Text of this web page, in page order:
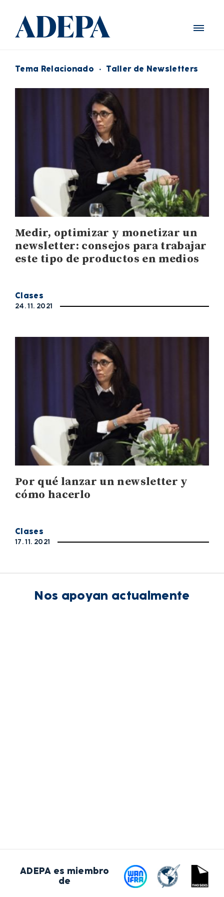
Tema Relacionado · Taller de Newsletters
Medir, optimizar y monetizar un
newsletter: consejos para trabajar
este tipo de productos en medios
Clases
24. 11. 2021
Por qué lanzar un newsletter y
cómo hacerlo
Clases
17. 11. 2021
Nos apoyan actualmente
ADEPA es miembro
de